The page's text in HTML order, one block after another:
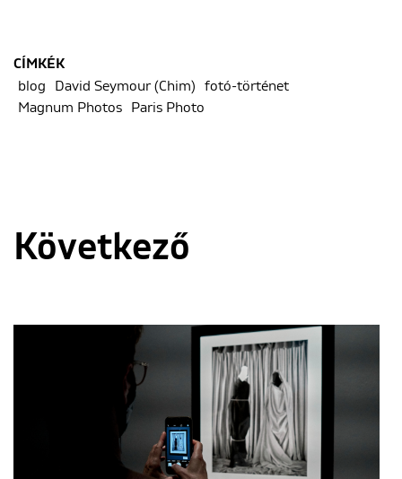
CÍMKÉK
blog
David Seymour (Chim)
fotó-történet
Magnum Photos
Paris Photo
Következő